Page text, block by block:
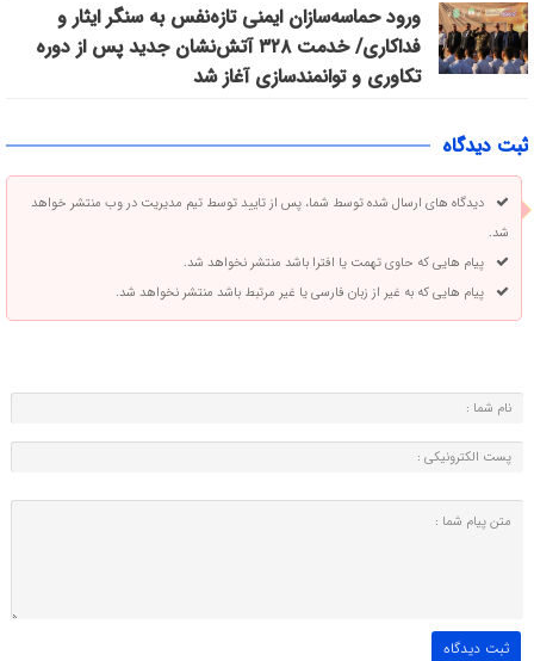
ورود حماسه‌سازان ایمنی تازه‌نفس به سنگر ایثار و
فداکاری/ خدمت ۳۲۸ آتش‌نشان جدید پس از دوره
تکاوری و توانمندسازی آغاز شد
ثبت دیدگاه
دیدگاه های ارسال شده توسط شما، پس از تایید توسط تیم مدیریت در وب منتشر خواهد
شد.
پیام هایی که حاوی تهمت یا افترا باشد منتشر نخواهد شد.
پیام هایی که به غیر از زبان فارسی یا غیر مرتبط باشد منتشر نخواهد شد.